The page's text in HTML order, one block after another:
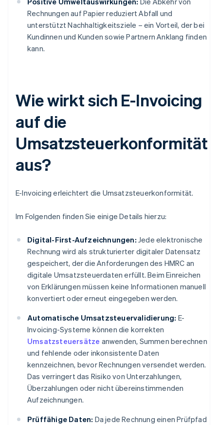
Rechnungen auf Papier reduziert Abfall und
unterstützt Nachhaltigkeitsziele – ein Vorteil, der bei
Kundinnen und Kunden sowie Partnern Anklang finden
kann.
Wie wirkt sich E-Invoicing
auf die
Umsatzsteuerkonformität
aus?
E-Invoicing erleichtert die Umsatzsteuerkonformität.
Im Folgenden finden Sie einige Details hierzu:
Digital-First-Aufzeichnungen: Jede elektronische
Rechnung wird als strukturierter digitaler Datensatz
gespeichert, der die Anforderungen des HMRC an
digitale Umsatzsteuerdaten erfüllt. Beim Einreichen
von Erklärungen müssen keine Informationen manuell
konvertiert oder erneut eingegeben werden.
Automatische Umsatzsteuervalidierung: E-
Invoicing-Systeme können die korrekten
Umsatzsteuersätze anwenden, Summen berechnen
und fehlende oder inkonsistente Daten
kennzeichnen, bevor Rechnungen versendet werden.
Das verringert das Risiko von Unterzahlungen,
Überzahlungen oder nicht übereinstimmenden
Aufzeichnungen.
Prüffähige Daten: Da jede Rechnung einen Prüfpfad